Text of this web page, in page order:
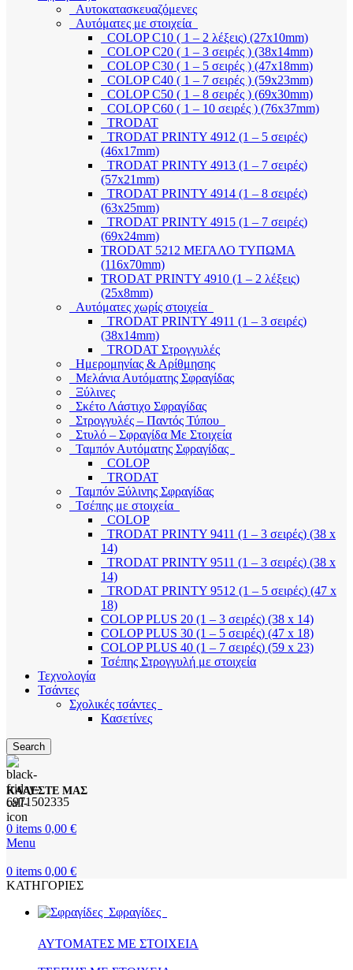
Αυτοκατασκευαζόμενες
Αυτόματες με στοιχεία
COLOP C10 ( 1 – 2 λέξεις) (27x10mm)
COLOP C20 ( 1 – 3 σειρές ) (38x14mm)
COLOP C30 ( 1 – 5 σειρές ) (47x18mm)
COLOP C40 ( 1 – 7 σειρές ) (59x23mm)
COLOP C50 ( 1 – 8 σειρές ) (69x30mm)
COLOP C60 ( 1 – 10 σειρές ) (76x37mm)
TRODAT
TRODAT PRINTY 4912 (1 – 5 σειρές)
(46x17mm)
TRODAT PRINTY 4913 (1 – 7 σειρές)
(57x21mm)
TRODAT PRINTY 4914 (1 – 8 σειρές)
(63x25mm)
TRODAT PRINTY 4915 (1 – 7 σειρές)
(69x24mm)
TRODAT 5212 ΜΕΓΑΛΟ ΤΥΠΩΜΑ
(116x70mm)
TRODAT PRINTY 4910 (1 – 2 λέξεις)
(25x8mm)
Αυτόματες χωρίς στοιχεία
TRODAT PRINTY 4911 (1 – 3 σειρές)
(38x14mm)
TRODAT Στρογγυλές
Ημερομηνίας & Αρίθμησης
Μελάνια Αυτόματης Σφραγίδας
Ξύλινες
Σκέτο Λάστιχο Σφραγίδας
Στρογγυλές – Παντός Τύπου
Στυλό – Σφραγίδα Με Στοιχεία
Ταμπόν Αυτόματης Σφραγίδας
COLOP
TRODAT
Ταμπόν Ξύλινης Σφραγίδας
Τσέπης με στοιχεία
COLOP
TRODAT PRINTY 9411 (1 – 3 σειρές) (38 x
14)
TRODAT PRINTY 9511 (1 – 3 σειρές) (38 x
14)
TRODAT PRINTY 9512 (1 – 5 σειρές) (47 x
18)
COLOP PLUS 20 (1 – 3 σειρές) (38 x 14)
COLOP PLUS 30 (1 – 5 σειρές) (47 x 18)
COLOP PLUS 40 (1 – 7 σειρές) (59 x 23)
Τσέπης Στρογγυλή με στοιχεία
Τεχνολογία
Τσάντες
Σχολικές τσάντες
Κασετίνες
Search
ΚΑΛΕΣΤΕ ΜΑΣ
6971502335
0 items 0,00 €
Menu
0 items 0,00 €
ΚΑΤΗΓΟΡΙΕΣ
Σφραγίδες
ΑΥΤΟΜΑΤΕΣ ΜΕ ΣΤΟΙΧΕΙΑ